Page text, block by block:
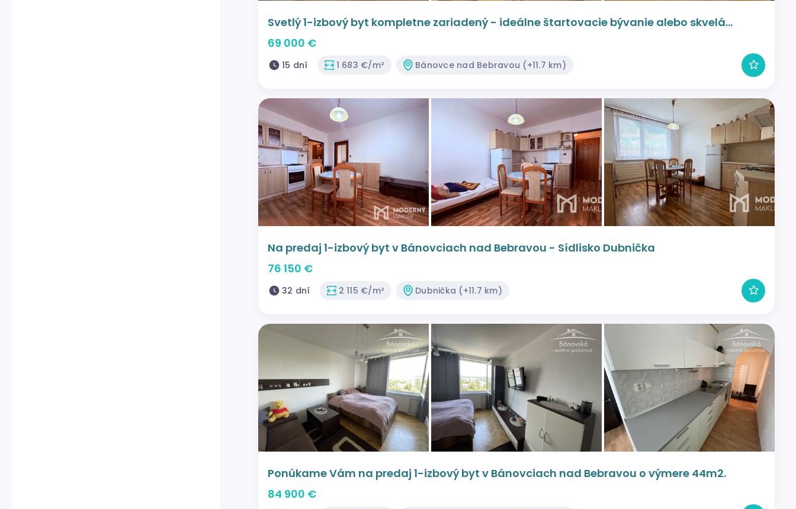
Svetlý 1-izbový byt kompletne zariadený - ideálne štartovacie bývanie alebo skvelá
investícia na prenájom!
69 000 €
15 dní 1 683 €/m² Bánovce nad Bebravou (+11.7 km)
Na predaj 1-izbový byt v Bánovciach nad Bebravou - Sídlisko Dubnička
76 150 €
32 dní 2 115 €/m² Dubnička (+11.7 km)
Ponúkame Vám na predaj 1-izbový byt v Bánovciach nad Bebravou o výmere 44m2.
84 900 €